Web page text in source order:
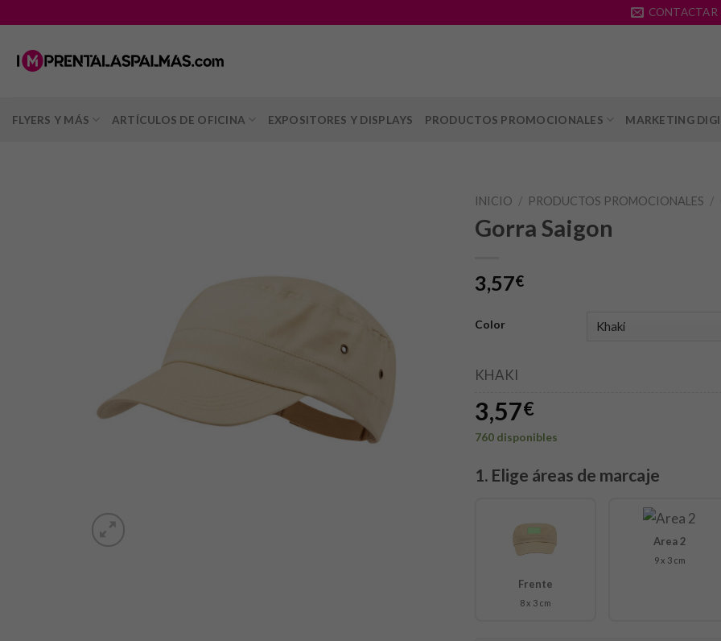
contenido
CONTACTAR
FLYERS Y MÁS ARTÍCULOS DE OFICINA EXPOSITORES Y DISPLAYS PRODUCTOS PROMOCIONALES MARKETING
INICIO / PRODUCTOS PROMOCIONALES /
Gorra Saigon
3,57€
Color
KHAKI
3,57€
760 disponibles
1. Elige áreas de marcaje
Frente
8 x 3 cm
Area 2
9 x 3 cm